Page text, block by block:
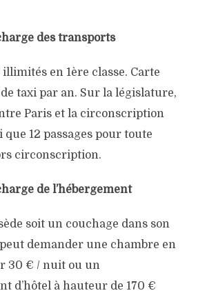
des transports
illimités en 1ère classe. Carte
de taxi par an. Sur la législature,
Paris et la circonscription
12 passages pour toute
circonscription.
de l’hébergement
soit un couchage dans son
demander une chambre en
30 € / nuit ou un
d’hôtel à hauteur de 170 €